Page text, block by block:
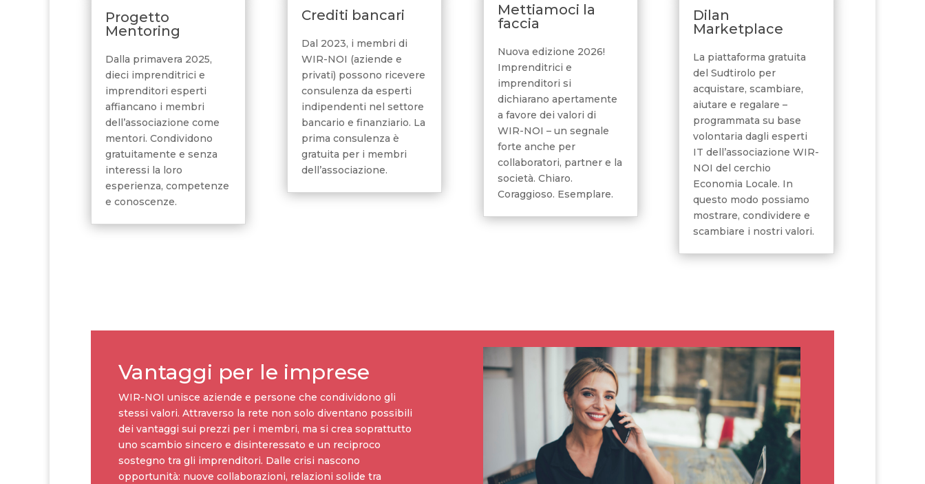
Progetto
Mentoring
Dalla primavera 2025,
dieci imprenditrici e
imprenditori esperti
affiancano i membri
dell’associazione come
mentori. Condividono
gratuitamente e senza
interessi la loro
esperienza, competenze
e conoscenze.
Crediti bancari
Dal 2023, i membri di
WIR-NOI (aziende e
privati) possono ricevere
consulenza da esperti
indipendenti nel settore
bancario e finanziario. La
prima consulenza è
gratuita per i membri
dell’associazione.
Mettiamoci la
faccia
Nuova edizione 2026!
Imprenditrici e
imprenditori si
dichiarano apertamente
a favore dei valori di
WIR-NOI – un segnale
forte anche per
collaboratori, partner e la
società. Chiaro.
Coraggioso. Esemplare.
Dilan
Marketplace
La piattaforma gratuita
del Sudtirolo per
acquistare, scambiare,
aiutare e regalare –
programmata su base
volontaria dagli esperti
IT dell’associazione WIR-
NOI del cerchio
Economia Locale. In
questo modo possiamo
mostrare, condividere e
scambiare i nostri valori.
Vantaggi per le imprese
WIR-NOI unisce aziende e persone che condividono gli
stessi valori. Attraverso la rete non solo diventano possibili
dei vantaggi sui prezzi per i membri, ma si crea soprattutto
uno scambio sincero e disinteressato e un reciproco
sostegno tra gli imprenditori. Dalle crisi nascono
opportunità: nuove collaborazioni, relazioni solide tra